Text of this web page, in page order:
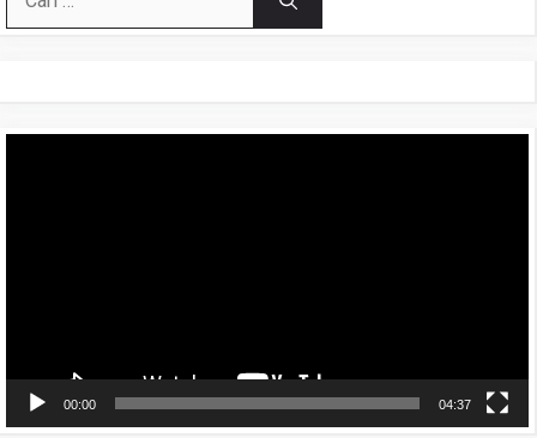
untuk:
00:00 04:37